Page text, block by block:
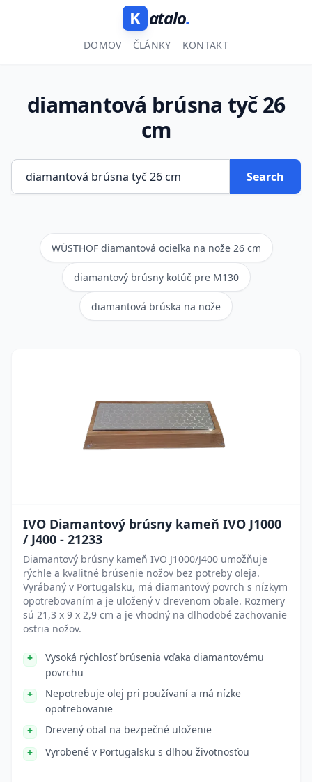
K atalo.
DOMOV ČLÁNKY KONTAKT
diamantová brúsna tyč 26
cm
Search
WÜSTHOF diamantová ocieľka na nože 26 cm
diamantový brúsny kotúč pre M130
diamantová brúska na nože
IVO Diamantový brúsny kameň IVO J1000
/ J400 - 21233
Diamantový brúsny kameň IVO J1000/J400 umožňuje
rýchle a kvalitné brúsenie nožov bez potreby oleja.
Vyrábaný v Portugalsku, má diamantový povrch s nízkym
opotrebovaním a je uložený v drevenom obale. Rozmery
sú 21,3 x 9 x 2,9 cm a je vhodný na dlhodobé zachovanie
ostria nožov.
Vysoká rýchlosť brúsenia vďaka diamantovému
povrchu
Nepotrebuje olej pri používaní a má nízke
opotrebovanie
Drevený obal na bezpečné uloženie
Vyrobené v Portugalsku s dlhou životnosťou